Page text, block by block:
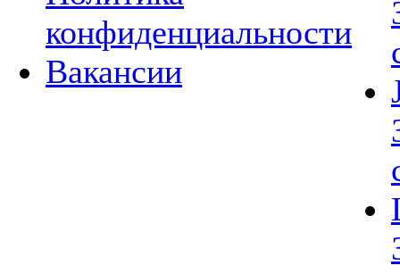
конфиденциальности
Вакансии